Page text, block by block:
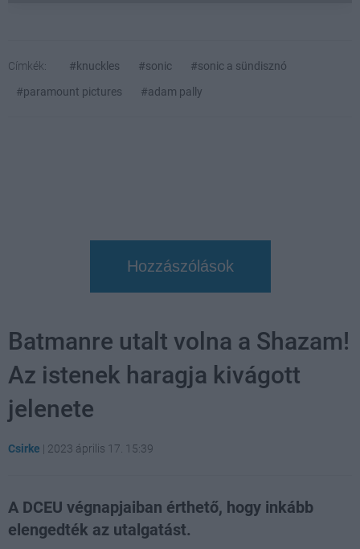
Címkék: #knuckles #sonic
#sonic a sündisznó
#paramount pictures
#adam pally
Hozzászólások
Batmanre utalt volna a Shazam!
Az istenek haragja kivágott
jelenete
Csirke | 2023 április 17. 15:39
A DCEU végnapjaiban érthető, hogy inkább
elengedték az utalgatást.